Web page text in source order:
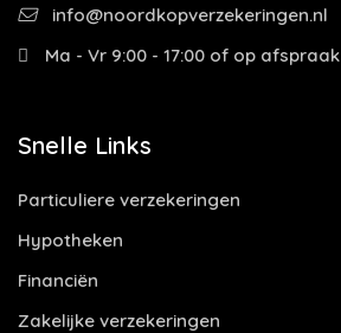
info@noordkopverzekeringen.nl
Ma - Vr 9:00 - 17:00 of op afspraak
Snelle Links
Particuliere verzekeringen
Hypotheken
Financiën
Zakelijke verzekeringen